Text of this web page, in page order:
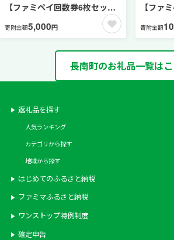
【ファミペイ回数券6枚セッ
寄附金額5,000円
【ファ
寄附金額
長南町のお礼品一覧は
返礼品を探す
人気ランキング
カテゴリから探す
地域から探す
はじめてのふるさと納税
ファミマふるさと納税
ワンストップ特例制度
確定申告